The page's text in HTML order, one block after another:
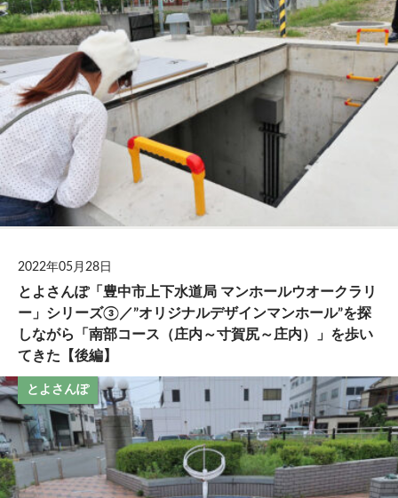
2022年05月28日
とよさんぽ「豊中市上下水道局 マンホールウオークラリ
ー」シリーズ③／”オリジナルデザインマンホール”を探
しながら「南部コース（庄内～寸賀尻～庄内）」を歩い
てきた【後編】
とよさんぽ